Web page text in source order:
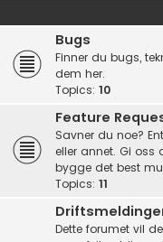
Bugs
Finner du bugs,
dem her.
Topics: 10
Feature
Savner du noe?
eller annet. Gi
bygge det best
Topics: 11
Dette forumet vil